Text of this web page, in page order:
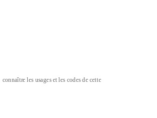
connaître les usages et les codes de cette